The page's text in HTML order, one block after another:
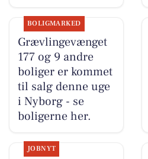
BOLIGMARKED
Grævlingevænget
177 og 9 andre
boliger er kommet
til salg denne uge
i Nyborg - se
boligerne her.
JOBNYT